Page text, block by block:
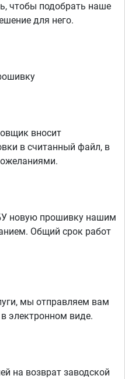
чтобы подобрать наше
для него.
вносит
в считанный файл, в
новую прошивку нашим
Общий срок работ
мы отправляем вам
электронном виде.
на возврат заводской